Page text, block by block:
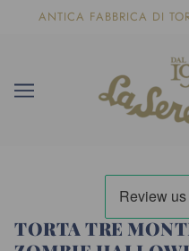
ANTICA FABBRICA DI
TORTA TRE